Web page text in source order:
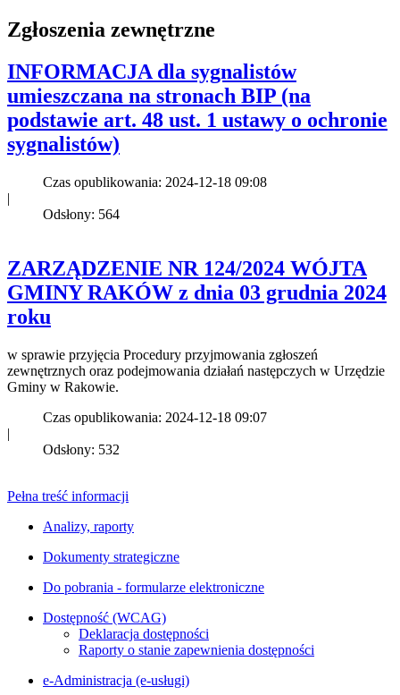
Zgłoszenia zewnętrzne
INFORMACJA dla sygnalistów
umieszczana na stronach BIP (na
podstawie art. 48 ust. 1 ustawy o ochronie
sygnalistów)
Czas opublikowania: 2024-12-18 09:08
|
Odsłony: 564
ZARZĄDZENIE NR 124/2024 WÓJTA
GMINY RAKÓW z dnia 03 grudnia 2024
roku
w sprawie przyjęcia Procedury przyjmowania zgłoszeń
zewnętrznych oraz podejmowania działań następczych w Urzędzie
Gminy w Rakowie.
Czas opublikowania: 2024-12-18 09:07
|
Odsłony: 532
Pełna treść informacji
Analizy, raporty
Dokumenty strategiczne
Do pobrania - formularze elektroniczne
Dostępność (WCAG)
Deklaracja dostępności
Raporty o stanie zapewnienia dostępności
e-Administracja (e-usługi)